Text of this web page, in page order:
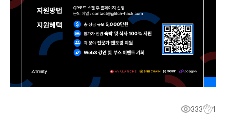
333 1